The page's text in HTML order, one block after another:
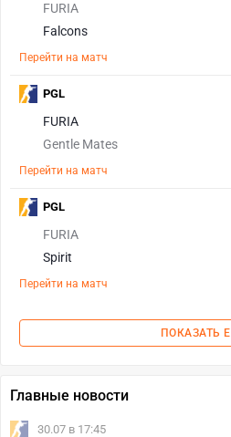
FURIA
Falcons
Перейти на матч
FURIA
Gentle Mates
Перейти на матч
PGL
FURIA
Spirit
Перейти на матч
PGL
ПОКАЗАТЬ
Главные новости
30.07 в 17:45